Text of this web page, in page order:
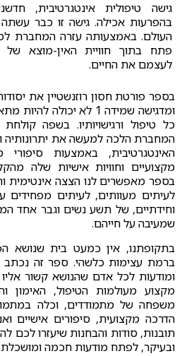
גישה טיפולית אינטגרטיבית,
בהפרעות אכילה. גישה זו כבר
העולם. באמצעותה עזרה המחברת
פתח בתוך חוויית האין-מוצא של
לעצמם את החיים.
בספר פורטת חסון רוזנשטיין את
ומדגישה שמידה 1 לא
כל טיפול ורגישויותיו. בשפה
המחברת הלכה למעשה את יתרונותיה
האינטגרטיבית, באמצעות
מקצועיים וחוויות אישיות שלה
בספר מאפשרים לנו הצצה אינטימית
לעיתים מעוותים, לעיתים מפחידים
וחידתיים, של תשע נשים וגבר אחד
שמעיבה על חייהם.
בתקופתנו, אין כמעט בית שנושא
ברמת עצימות כלשהי. ספר זה
ומודעות לכל אדם שהנושא קשור
מקצוע מעולמות הטיפול, האימון
משפחה של מתמודדים, וכלה
הדרכה מקצועית, סיפורים אישיים
תובנות, סודות והבחנות שיעזרו לכם
ובעיקר, לפתח מודעות חכמה